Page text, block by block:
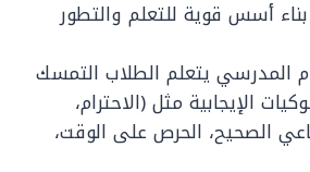
أسس قوية للتعلم والتطور
المدرسي يتعلم الطلاب التمسك
الإيجابية مثل (الاحترام،
الصحيح، الحرص على الوقت،